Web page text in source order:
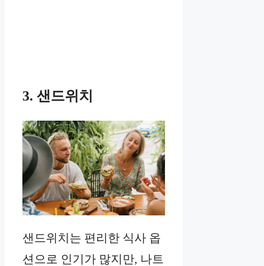
3. 샌드위치
샌드위치는 편리한 식사 옵
션으로 인기가 많지만, 나트